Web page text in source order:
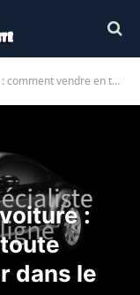
sécurité sans tomber dans le piège
:
dans le